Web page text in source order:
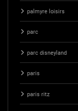
palmyre loisirs
parc
parc disneyland
paris
paris ritz